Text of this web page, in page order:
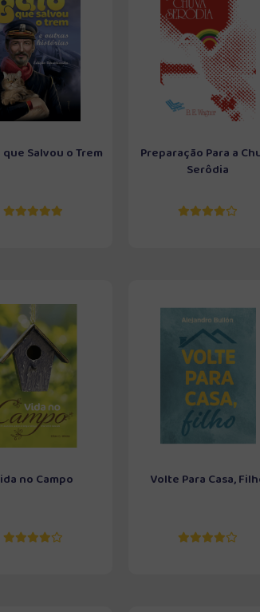
Salvou o Trem
Preparação Para a
Serôdia
no Campo Volte Para Casa,